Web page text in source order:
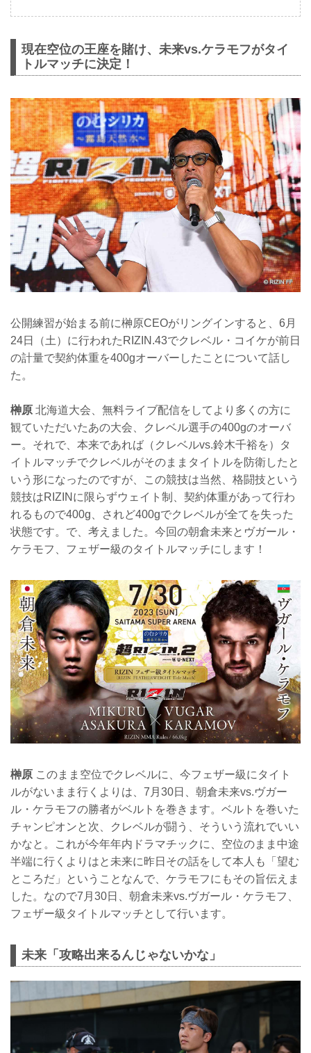
現在空位の王座を賭け、未来vs.ケラモフがタイ
トルマッチに決定！
公開練習が始まる前に榊原CEOがリングインすると、6月
24日（土）に行われたRIZIN.43でクレベル・コイケが前日
の計量で契約体重を400gオーバーしたことについて話し
た。
榊原 北海道大会、無料ライブ配信をしてより多くの方に
観ていただいたあの大会、クレベル選手の400gのオーバ
ー。それで、本来であれば（クレベルvs.鈴木千裕を）タ
イトルマッチでクレベルがそのままタイトルを防衛したと
いう形になったのですが、この競技は当然、格闘技という
競技はRIZINに限らずウェイト制、契約体重があって行わ
れるもので400g、されど400gでクレベルが全てを失った
状態です。で、考えました。今回の朝倉未来とヴガール・
ケラモフ、フェザー級のタイトルマッチにします！
榊原 このまま空位でクレベルに、今フェザー級にタイト
ルがないまま行くよりは、7月30日、朝倉未来vs.ヴガー
ル・ケラモフの勝者がベルトを巻きます。ベルトを巻いた
チャンピオンと次、クレベルが闘う、そういう流れでいい
かなと。これが今年年内ドラマチックに、空位のまま中途
半端に行くよりはと未来に昨日その話をして本人も「望む
ところだ」ということなんで、ケラモフにもその旨伝えま
した。なので7月30日、朝倉未来vs.ヴガール・ケラモフ、
フェザー級タイトルマッチとして行います。
未来「攻略出来るんじゃないかな」